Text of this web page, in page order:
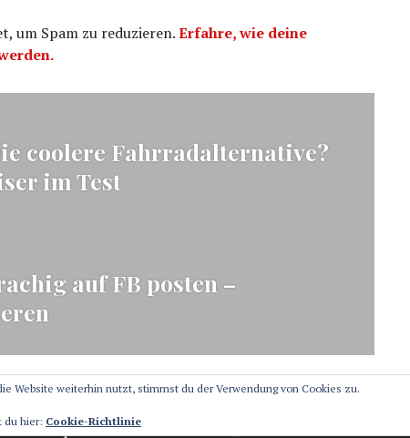
um Spam zu reduzieren.Erfahre, wie deine
coolere Fahrradalternative?
im Test
auf FB posten –
Stolz präsentiert von WordPress
Website weiterhin nutzt, stimmst du der Verwendung von Cookies zu.
du hier: Cookie-Richtlinie